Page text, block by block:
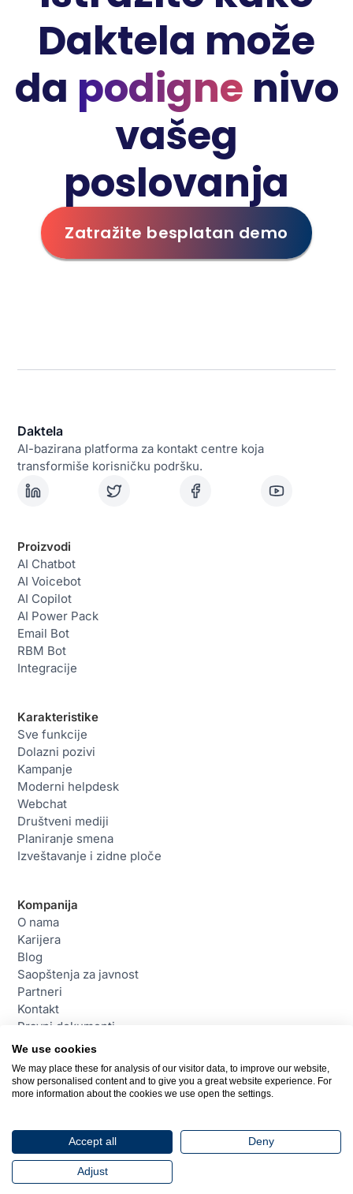
Daktela može
da podigne nivo
vašeg
poslovanja
Zatražite besplatan demo
Daktela
AI-bazirana platforma za kontakt centre koja
transformiše korisničku podršku.
Proizvodi
AI Chatbot
AI Voicebot
AI Copilot
AI Power Pack
Email Bot
RBM Bot
Integracije
Karakteristike
Sve funkcije
Dolazni pozivi
Kampanje
Moderni helpdesk
Webchat
Društveni mediji
Planiranje smena
Izveštavanje i zidne ploče
Kompanija
O nama
Karijera
Blog
Saopštenja za javnost
Partneri
Kontakt
Pravni dokumenti
Kontakt
daktela@daktela.com
Beograd, Srbija
© 2026 Daktela. Sva prava zadržana.
We use cookies
We may place these for analysis of our visitor data, to improve our website,
show personalised content and to give you a great website experience. For
more information about the cookies we use open the settings.
Accept all Deny
Adjust